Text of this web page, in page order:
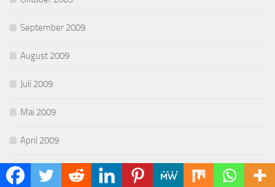
September 2009
August 2009
Juli 2009
Mai 2009
April 2009
März 2009